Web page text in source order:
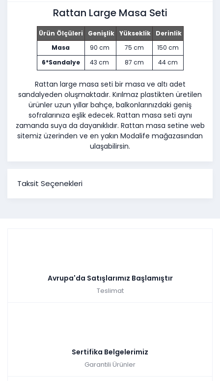
Rattan Large Masa Seti
Ürün Ölçüleri Genişlik Yükseklik
Derinlik
Masa
90 cm 75 cm
150 cm
6*Sandalye
43 cm 87 cm 44 cm
Rattan large masa seti bir masa ve altı adet
sandalyeden oluşmaktadır. Kırılmaz plastikten üretilen
ürünler uzun yıllar bahçe, balkonlarınızdaki geniş
sofralarınıza eşlik edecek. Rattan masa seti aynı
zamanda suya da dayanıklıdır. Rattan masa setine web
sitemiz üzerinden ve en yakın Modalife mağazasından
ulaşabilirsin.
Taksit Seçenekleri
Avrupa'da Satışlarımız Başlamıştır
Teslimat
Sertifika Belgelerimiz
Garantili Ürünler